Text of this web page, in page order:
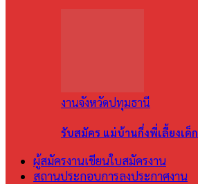
งานจังหวัดปทุมธานี
รับสมัคร แม่บ้านกึ่งพี่เลี้ยงเด็ก
ผู้สมัครงานเขียนใบสมัครงาน
สถานประกอบการลงประกาศงาน